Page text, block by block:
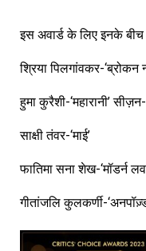
इस अवार्ड के लिए इनके
श्रिया पिलगांवकर-‘ब्रोकन
हुमा कुरैशी-‘महारानी’
साक्षी तंवर-‘माई’
फातिमा सना शेख-‘मॉडर्न
गीतांजलि कुलकर्णी-